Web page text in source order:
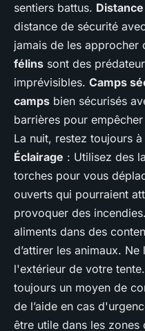
sentiers battus.
distance de sécurité
jamais de les approcher
félins sont des
imprévisibles. Camps
camps bien sécurisés
barrières pour
La nuit, restez toujours
Éclairage : Utilisez des
torches pour vous
ouverts qui pourraient
provoquer des incendies.
aliments dans des
d’attirer les animaux.
l'extérieur de votre tente.
toujours un moyen de
de l’aide en cas
être utile dans les zones